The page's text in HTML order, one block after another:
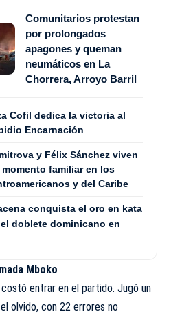
Comunitarios protestan
por prolongados
apagones y queman
neumáticos en La
Chorrera, Arroyo Barril
Cofil dedica la victoria al
Encarnación
y Félix Sánchez viven
familiar en los
y del Caribe
conquista el oro en kata
doblete dominicano en
Mboko
entrar en el partido. Jugó un
olvido, con 22 errores no